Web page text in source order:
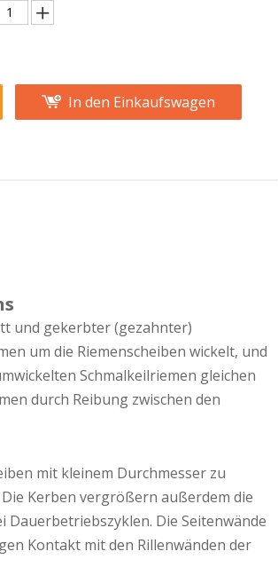
In den Einkaufswagen
und gekerbter (gezahnter)
um die Riemenscheiben wickelt, und
Schmalkeilriemen gleichen
durch Reibung zwischen den
mit kleinem Durchmesser zu
Kerben vergrößern außerdem die
Die Seitenwände
Kontakt mit den Rillenwänden der